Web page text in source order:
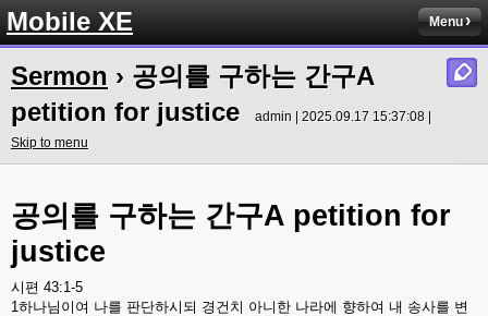
Mobile XE Menu
Sermon › 공의를 구하는 간구A
petition for justice
admin | 2025.09.17 15:37:08 |
Skip to menu
공의를 구하는 간구A petition for
justice
시편 43:1-5
1하나님이여 나를 판단하시되 경건치 아니한 나라에 향하여 내 송사를 변